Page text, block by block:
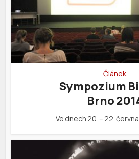
Článek
Sympozium
Brno
Ve dnech 20. – 22.